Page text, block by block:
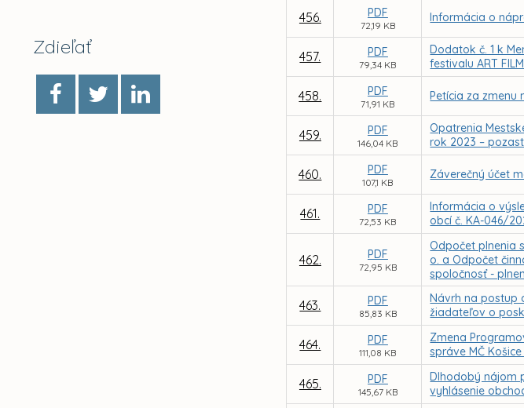
Zdieľať
456. PDF
72,19 KB
Informácia o
457. PDF
79,34 KB
Dodatok č. 1 k
festivalu ART
458. PDF
71,91 KB
Petícia za zmenu
459. PDF
146,04 KB
Opatrenia
rok 2023 –
460. PDF
107,1 KB
Záverečný účet
461. PDF
72,53 KB
Informácia o
obcí č. KA-046/
462. PDF
72,95 KB
Odpočet plnenia
o. a Odpočet
spoločnosť -
463. PDF
85,83 KB
Návrh na postup
žiadateľov o
464. PDF
111,08 KB
Zmena
správe MČ
465. PDF
145,67 KB
Dlhodobý nájom
vyhlásenie